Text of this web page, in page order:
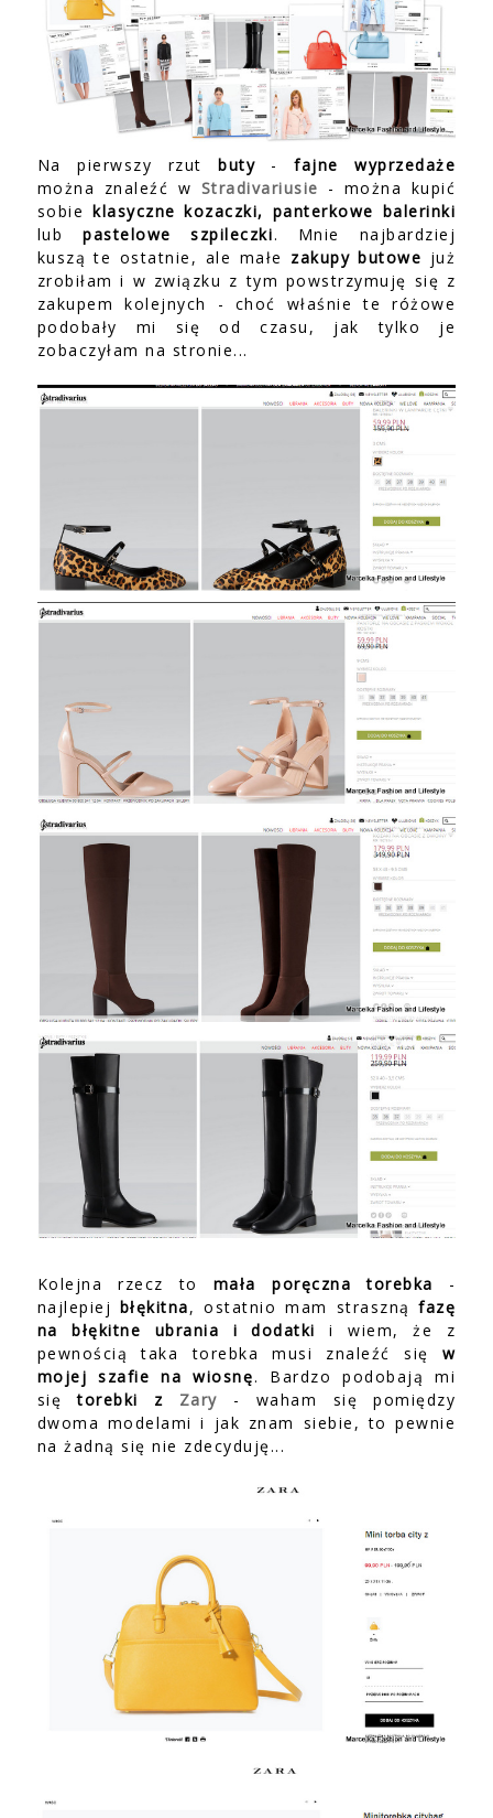
Na pierwszy rzut buty -fajne wyprzedaże
można znaleźć w Stradivariusie - można kupić
sobieklasyczne kozaczki, panterkowe balerinki
lubpastelowe szpileczki. Mnie najbardziej
kuszą te ostatnie, ale małe zakupy butowe już
zrobiłam i w związku z tym powstrzymuję się z
zakupem kolejnych - choć właśnie te różowe
podobały mi się od czasu, jak tylko je
zobaczyłam na stronie...
Kolejna rzecz to mała poręczna torebka -
najlepiej błękitna, ostatnio mam strasznąfazę
na błękitne ubrania i dodatki
i wiem, że z
pewnością taka torebka musi znaleźć się w
mojej szafie na wiosnę. Bardzo podobają mi
siętorebki z Zary - waham się pomiędzy
dwoma modelami i jak znam siebie, to pewnie
na żadną się nie zdecyduję...